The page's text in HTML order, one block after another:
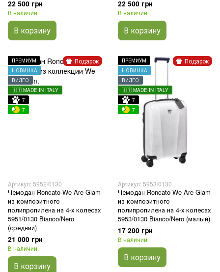
22 500 грн
В наличии
В корзину
22 500 грн
В наличии
В корзину
Подарок
ПРЕМИУМ
НОВИНКА
ВИДЕО
🇮🇹 MADE IN ITALY
7
7
Артикул: 5952/0130
Чемодан Roncato We Are Glam
из композитного
полипропилена на 4-х колесах
5951/0130 Bianco/Nero
(средний)
21 000 грн
В наличии
В корзину
Подарок
ПРЕМИУМ
НОВИНКА
ВИДЕО
🇮🇹 MADE IN ITALY
7
7
Артикул: 5953/0130
Чемодан Roncato We Are Glam
из композитного
полипропилена на 4-х колесах
5953/0130 Bianco/Nero (малый)
17 200 грн
В наличии
В корзину